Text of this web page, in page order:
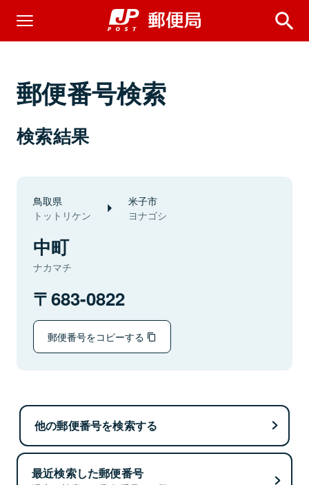
郵便番号検索
検索結果
鳥取県
トットリケン
米子市
ヨナゴシ
中町
ナカマチ
683-0822
郵便番号をコピーする
他の郵便番号を検索する
最近検索した郵便番号